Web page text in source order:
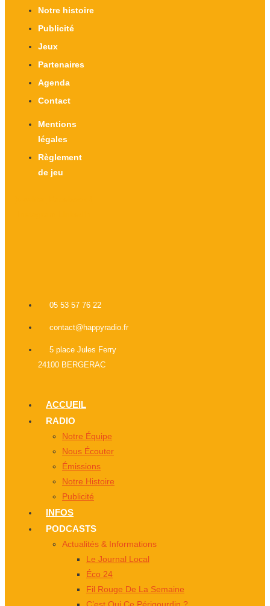
Notre histoire
Publicité
Jeux
Partenaires
Agenda
Contact
Mentions
légales
Règlement
de jeu
05 53 57 76 22
contact@happyradio.fr
5 place Jules Ferry
24100 BERGERAC
ACCUEIL
RADIO
Notre Équipe
Nous Écouter
Émissions
Notre Histoire
Publicité
INFOS
PODCASTS
Actualités & Informations
Le Journal Local
Éco 24
Fil Rouge De La Semaine